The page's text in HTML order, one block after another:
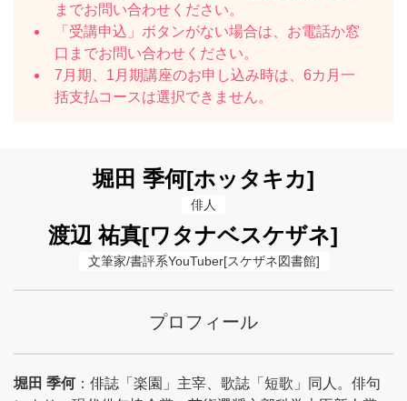
までお問い合わせください。
「受講申込」ボタンがない場合は、お電話か窓
口までお問い合わせください。
7月期、1月期講座のお申し込み時は、6カ月一
括支払コースは選択できません。
堀田 季何[ホッタキカ]
俳人
渡辺 祐真[ワタナベスケザネ]
文筆家/書評系YouTuber[スケザネ図書館]
プロフィール
堀田 季何：俳誌「楽園」主宰、歌誌「短歌」同人。俳句